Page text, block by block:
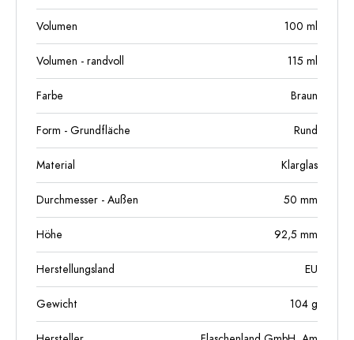
Volumen 100 ml
Volumen - randvoll 115 ml
Farbe Braun
Form - Grundfläche Rund
Material Klarglas
Durchmesser - Außen 50 mm
Höhe 92,5 mm
Herstellungsland EU
Gewicht 104 g